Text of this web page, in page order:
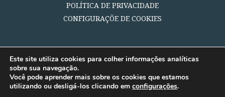
POLÍTICA DE PRIVACIDADE
CONFIGURAÇÕE DE COOKIES
Este site utiliza cookies para colher informações analíticas
sobre sua navegação.
Você pode aprender mais sobre os cookies que estamos
utilizando ou desligá-los clicando em configurações.